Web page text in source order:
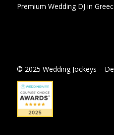
Premium Wedding DJ in
© 2025 Wedding Jockeys –